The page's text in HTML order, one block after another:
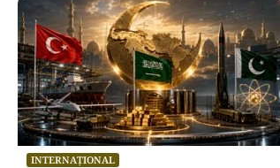
INTERNAȚIONAL